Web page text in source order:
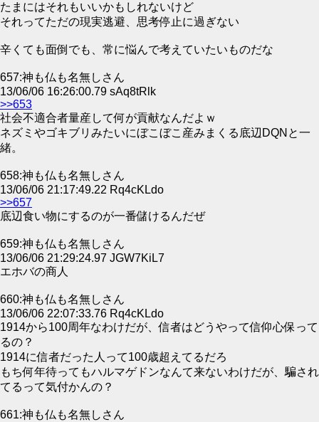
たまにはそれもいいかもしれないけど
それってただの現実逃避、思考停止に過ぎない
辛くても面倒でも、常に悩んで考えていたいものだな
657:神も仏も名無しさん
13/06/06 16:26:00.79 sAq8tRlk
>>653
社会不適合者量産して何が貢献なんだよｗ
ネズミやゴキブリみたいにぼこぼこ産みまくる底辺DQNと一
緒。
658:神も仏も名無しさん
13/06/06 21:17:49.22 Rq4cKLdo
>>657
底辺食い物にするのが一番儲けるんだぜ
659:神も仏も名無しさん
13/06/06 21:29:24.97 JGW7KiL7
エホバの商人
660:神も仏も名無しさん
13/06/06 22:07:33.76 Rq4cKLdo
1914から100周年なわけだが、信者はどうやって信仰心保って
るの？
1914に信者だった人って100歳超えてるだろ
もち何年待ってもハルマゲドンなんて来ないわけだが、騙され
てるって気付かんの？
661:神も仏も名無しさん